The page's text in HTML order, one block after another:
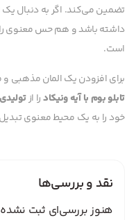
تضمین می‌کند. اگر به دنبال
داشته باشد و هم حس معنوی را
است.
برای افزودن یک المان مذهبی
تابلو بوم با آیه ونیکادرا از
خود را به یک محیط معنوی
نقد و بررسی‌ها
هنوز بررسی‌ای ثبت